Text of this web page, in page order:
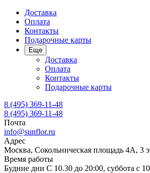
Доставка
Оплата
Контакты
Подарочные карты
Еще
Доставка
Оплата
Контакты
Подарочные карты
8 (495) 369-11-48
8 (495) 369-11-48
Почта
info@sunflor.ru
Адрес
Москва, Сокольническая площадь 4А, 3
Время работы
Будние дни C 10.30 до 20:00, суббота с